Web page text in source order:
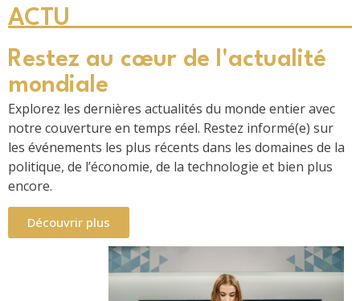
ACTU
Restez au cœur de l'actualité
mondiale
Explorez les dernières actualités du monde entier avec
notre couverture en temps réel. Restez informé(e) sur
les événements les plus récents dans les domaines de la
politique, de l’économie, de la technologie et bien plus
encore.
Découvrir plus